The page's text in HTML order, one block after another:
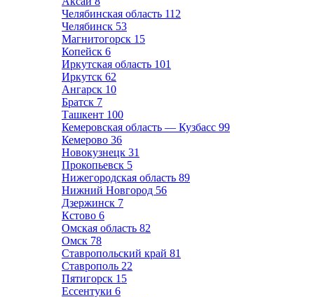
Челябинская область 112
Челябинск 53
Магнитогорск 15
Копейск 6
Иркутская область 101
Иркутск 62
Ангарск 10
Братск 7
Ташкент 100
Кемеровская область — Кузбасс 99
Кемерово 36
Новокузнецк 31
Прокопьевск 5
Нижегородская область 89
Нижний Новгород 56
Дзержинск 7
Кстово 6
Омская область 82
Омск 78
Ставропольский край 81
Ставрополь 22
Пятигорск 15
Ессентуки 6